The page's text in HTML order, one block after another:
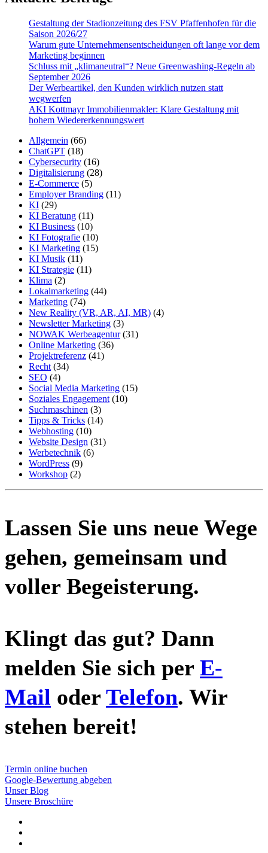
Gestaltung der Stadionzeitung des FSV Pfaffenhofen für die
Saison 2026/27
Warum gute Un­ter­nehmens­entschei­dungen oft lange vor dem
Marketing beginnen
Schluss mit „klimaneutral“? Neue Greenwashing-Regeln ab
September 2026
Der Werbeartikel, den Kunden wirklich nutzen statt
wegwerfen
AKI Kottmayr Immobilienmakler: Klare Gestaltung mit
hohem Wiedererkennungswert
Allgemein (66)
ChatGPT (18)
Cybersecurity (16)
Digitalisierung (28)
E-Commerce (5)
Employer Branding (11)
KI (29)
KI Beratung (11)
KI Business (10)
KI Fotografie (10)
KI Marketing (15)
KI Musik (11)
KI Strategie (11)
Klima (2)
Lokalmarketing (44)
Marketing (74)
New Reality (VR, AR, AI, MR) (4)
Newsletter Marketing (3)
NOWAK Werbeagentur(31)
Online Marketing (36)
Projektreferenz (41)
Recht (34)
SEO (4)
Social Media Marketing (15)
Soziales Engagement (10)
Suchmaschinen (3)
Tipps & Tricks (14)
Webhosting (10)
Website Design (31)
Werbetechnik (6)
WordPress (9)
Workshop (2)
Lassen Sie uns neue Wege
gehen, gemeinsam und
voller Begeisterung.
Klingt das gut? Dann
melden Sie sich per E-
Mail oder Telefon. Wir
stehen bereit!
Termin online buchen
Google-Bewertung abgeben
Unser Blog
Unsere Broschüre